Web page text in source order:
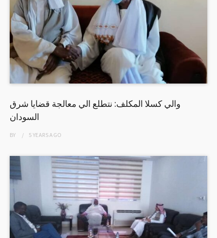
والي كسلا المكلف: نتطلع الي معالجة قضايا شرق
السودان
BY 5 YEARSAGO